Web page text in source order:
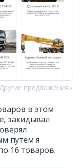
предложения»
в этом
закидывал
путём я
16 товаров.